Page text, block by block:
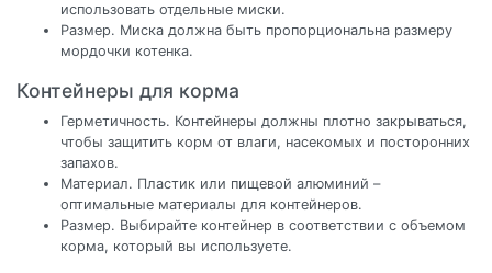
использовать отдельные миски.
Размер. Миска должна быть пропорциональна размеру
мордочки котенка.
Контейнеры для корма
Герметичность. Контейнеры должны плотно закрываться,
чтобы защитить корм от влаги, насекомых и посторонних
запахов.
Материал. Пластик или пищевой алюминий –
оптимальные материалы для контейнеров.
Размер. Выбирайте контейнер в соответствии с объемом
корма, который вы используете.